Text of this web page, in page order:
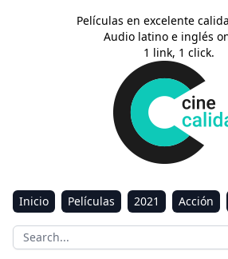
Películas en excelente
Audio latino e inglés
1 link, 1 click.
Inicio Películas 2021 Acción
Aventura
Ciencia ficción